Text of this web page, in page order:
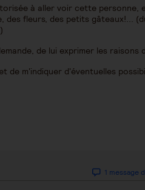
à aller voir cette personne,
fleurs, des petits gâteaux!...
de lui exprimer les raisons
de m'indiquer d'éventuelles
1 message